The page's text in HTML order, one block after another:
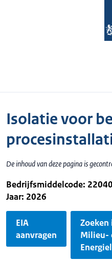
Isolatie voor
De inhoud van deze pagina is
Bedrijfsmiddelcode:
Jaar: 2026
EIA
aanvragen
Zoeken
Milieu-